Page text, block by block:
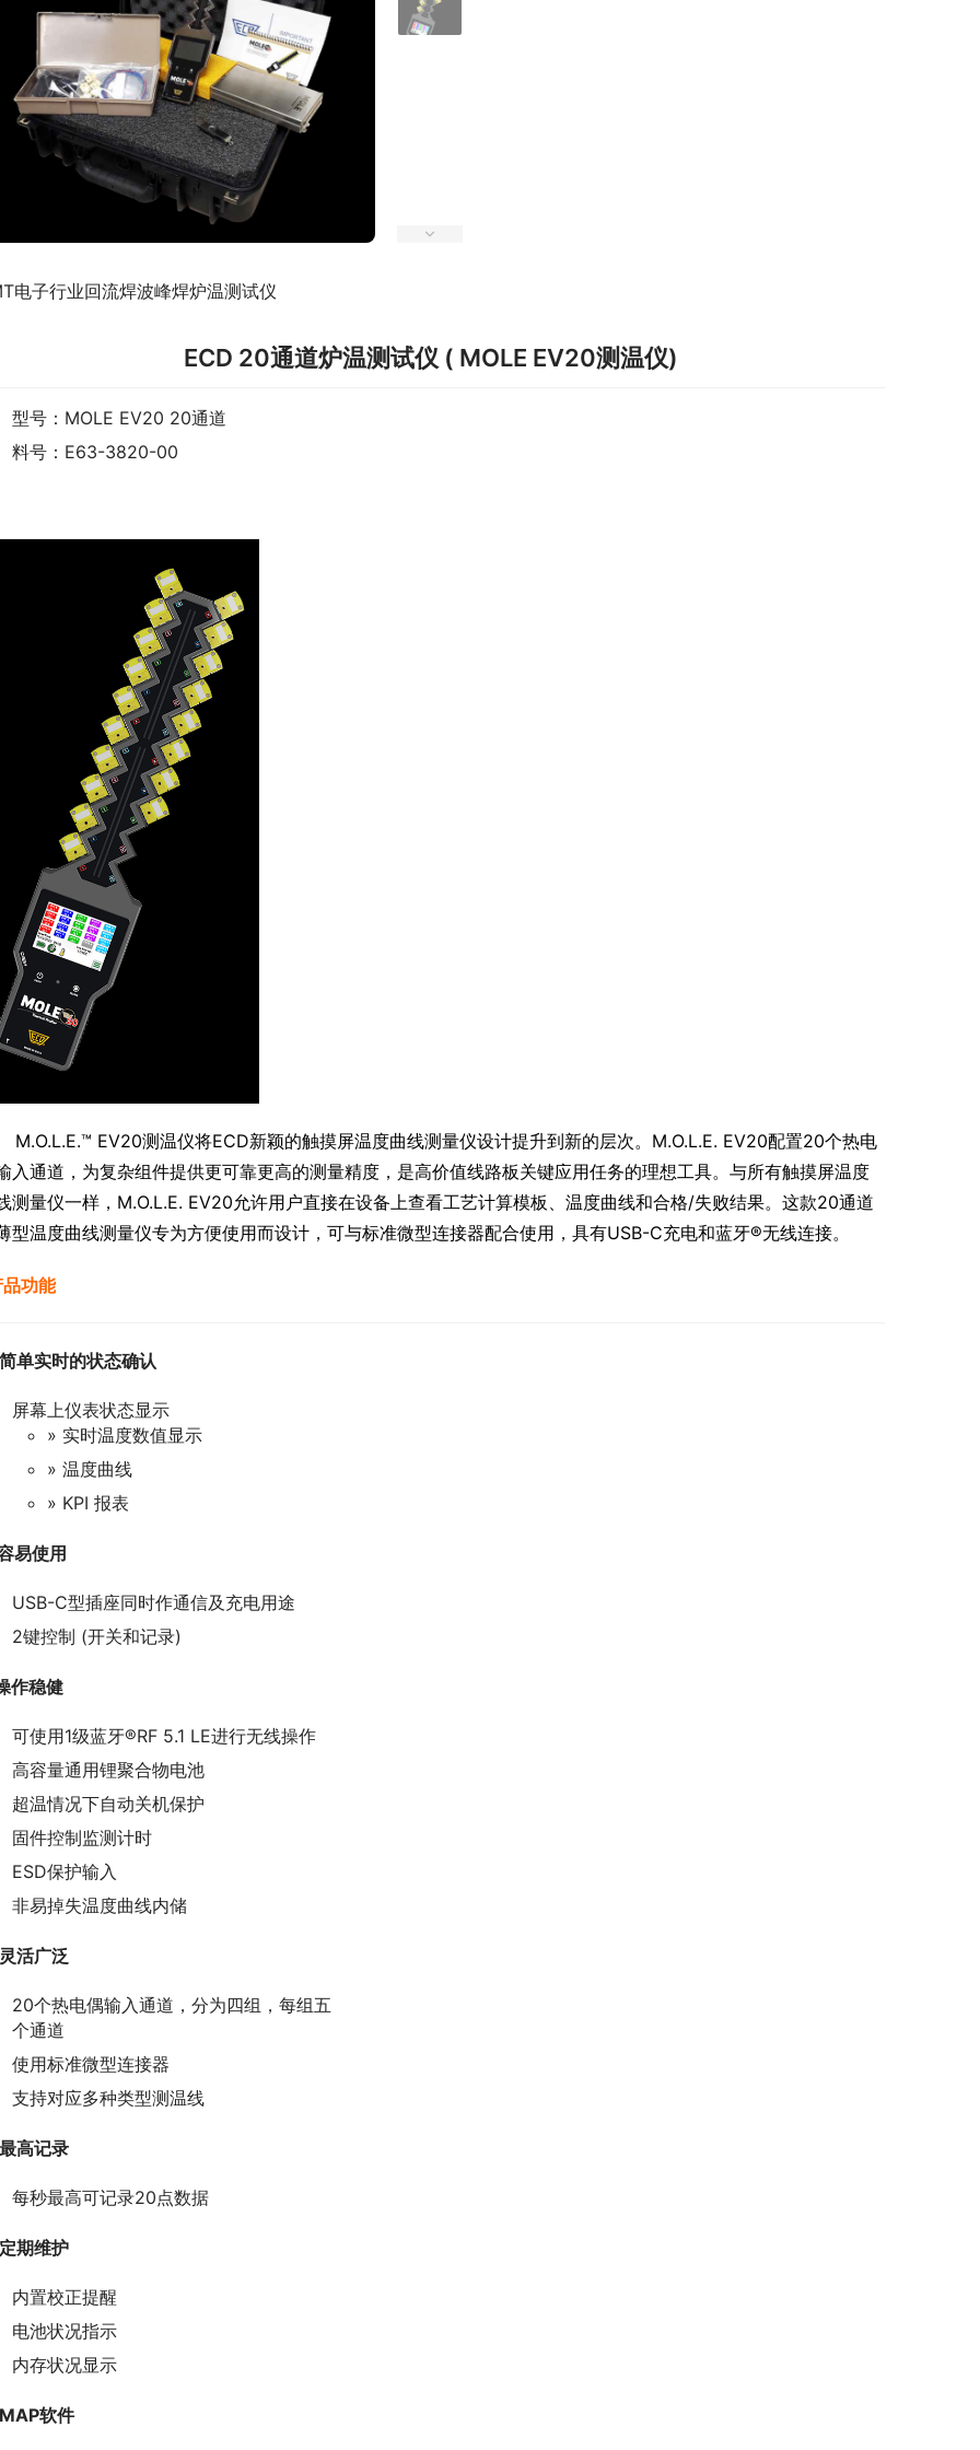
电子行业回流焊波峰焊炉温测试仪
ECD 20通道炉温测试仪 ( MOLE EV20测温仪)
型号：MOLE EV20 20通道
料号：E63-3820-00
EV20测温仪将ECD新颖的触摸屏温度曲线测量仪设计提升到新的层次。M.O.L.E. EV20配置20个热电
入通道，为复杂组件提供更可靠更高的测量精度，是高价值线路板关键应用任务的理想工具。与所有触摸屏温度
测量仪一样，M.O.L.E. EV20允许用户直接在设备上查看工艺计算模板、温度曲线和合格/失败结果。这款20通道
型温度曲线测量仪专为方便使用而设计，可与标准微型连接器配合使用，具有USB-C充电和蓝牙®无线连接。
品功能
简单实时的状态确认
屏幕上仪表状态显示
» 实时温度数值显示
» 温度曲线
» KPI 报表
易使用
USB-C型插座同时作通信及充电用途
2键控制 (开关和记录)
作稳健
可使用1级蓝牙®RF 5.1 LE进行无线操作
高容量通用锂聚合物电池
超温情况下自动关机保护
固件控制监测计时
ESD保护输入
非易掉失温度曲线内储
灵活广泛
20个热电偶输入通道，分为四组，每组五
个通道
使用标准微型连接器
支持对应多种类型测温线
最高记录
每秒最高可记录20点数据
定期维护
内置校正提醒
电池状况指示
内存状况显示
MAP软件